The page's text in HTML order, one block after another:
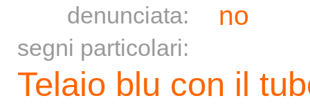
denunciata:
no
segni particolari:
Telaio blu con il